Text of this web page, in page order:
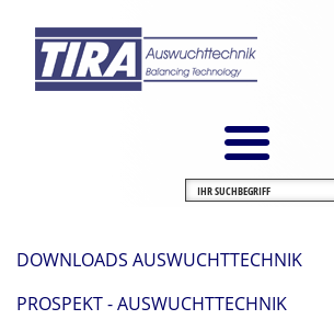
DOWNLOADS AUSWUCHTTECHNIK
PROSPEKT - AUSWUCHTTECHNIK